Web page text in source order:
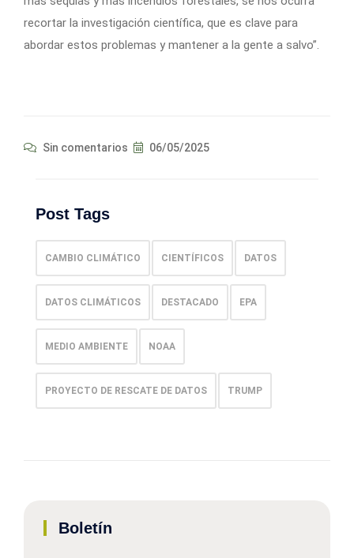
recortar la investigación científica, que es clave para
abordar estos problemas y mantener a la gente a salvo”.
Sin comentarios 06/05/2025
Post Tags
CAMBIO CLIMÁTICO CIENTÍFICOS DATOS
DATOS CLIMÁTICOS DESTACADO EPA
MEDIO AMBIENTE NOAA
PROYECTO DE RESCATE DE DATOS TRUMP
Boletín